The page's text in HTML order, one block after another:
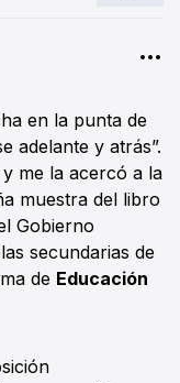
en la punta de
adelante y atrás”.
me la acercó a la
muestra del libro
Gobierno
secundarias de
de Educación